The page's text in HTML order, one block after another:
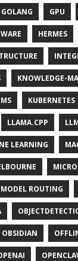
GOLANG GPU
HERMES
KNOWLEDGE-
KUBERNETES
LLAMA.CPP
LEARNING
MODEL ROUTING
OBSIDIAN